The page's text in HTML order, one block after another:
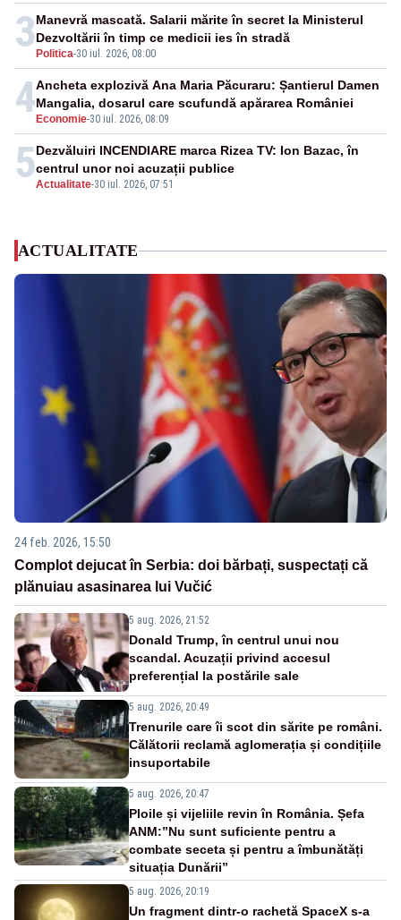
3 Politica-30 iul. 2026, 08:00
Manevră mascată. Salarii mărite în secret la Ministerul
Dezvoltării în timp ce medicii ies în stradă
4 Economie-30 iul. 2026, 08:09
Ancheta explozivă Ana Maria Păcuraru: Șantierul Damen
Mangalia, dosarul care scufundă apărarea României
5Actualitate-30 iul. 2026, 07:51
Dezvăluiri INCENDIARE marca Rizea TV: Ion Bazac, în
centrul unor noi acuzații publice
ACTUALITATE
24 feb. 2026, 15:50
Complot dejucat în Serbia: doi bărbați, suspectați că
plănuiau asasinarea lui Vučić
5 aug. 2026, 21:52
Donald Trump, în centrul unui nou
scandal. Acuzații privind accesul
preferențial la postările sale
5 aug. 2026, 20:49
Trenurile care îi scot din sărite pe români.
Călătorii reclamă aglomerația și condițiile
insuportabile
5 aug. 2026, 20:47
Ploile și vijeliile revin în România. Șefa
ANM:”Nu sunt suficiente pentru a
combate seceta și pentru a îmbunătăți
situația Dunării”
5 aug. 2026, 20:19
Un fragment dintr-o rachetă SpaceX s-a